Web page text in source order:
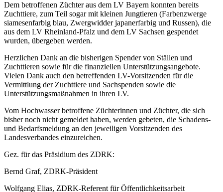
Dem betroffenen Züchter aus dem LV Bayern konnten bereits
Zuchttiere, zum Teil sogar mit kleinen Jungtieren (Farbenzwerge
siamesenfarbig blau, Zwergwidder japanerfarbig und Russen), die
aus dem LV Rheinland-Pfalz und dem LV Sachsen gespendet
wurden, übergeben werden.
Herzlichen Dank an die bisherigen Spender von Ställen und
Zuchttieren sowie für die finanziellen Unterstützungsangebote.
Vielen Dank auch den betreffenden LV-Vorsitzenden für die
Vermittlung der Zuchttiere und Sachspenden sowie die
Unterstützungsmaßnahmen in ihren LV.
Vom Hochwasser betroffene Züchterinnen und Züchter, die sich
bisher noch nicht gemeldet haben, werden gebeten, die Schadens-
und Bedarfsmeldung an den jeweiligen Vorsitzenden des
Landesverbandes einzureichen.
Gez. für das Präsidium des ZDRK:
Bernd Graf, ZDRK-Präsident
Wolfgang Elias, ZDRK-Referent für Öffentlichkeitsarbeit